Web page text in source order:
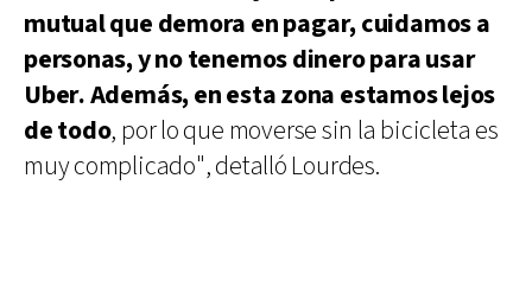
mutual que demora en pagar, cuidamos a
personas, y no tenemos dinero para usar
Uber. Además, en esta zona estamos lejos
de todo, por lo que moverse sin la bicicleta es
muy complicado", detalló Lourdes.